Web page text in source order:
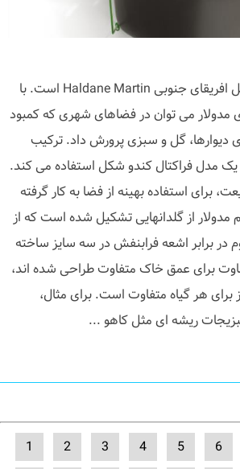
باغ دیواری اثر طراح اهل افریقای جنوبی Haldane Martin است. با
مدولار می توان در فضاهای شهری که کمبود
دیوارها، گل و سبزی پرورش داد. ترکیب
مدل فراکتال کندو شکل استفاده می کند.
برای استفاده بهینه از فضا به کار گرفته
از گلدانهایی تشکیل شده است که از
در برابر اشعه فرابنفش در سه سایز ساخته
برای عمق خاک متفاوت طراحی شده اند،
برای هر گیاه متفاوت است. برای مثال،
ریشه ای مثل کاهو ...
1 2 3 4 5 6